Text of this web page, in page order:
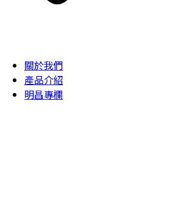
關於我們
產品介紹
明昌專欄